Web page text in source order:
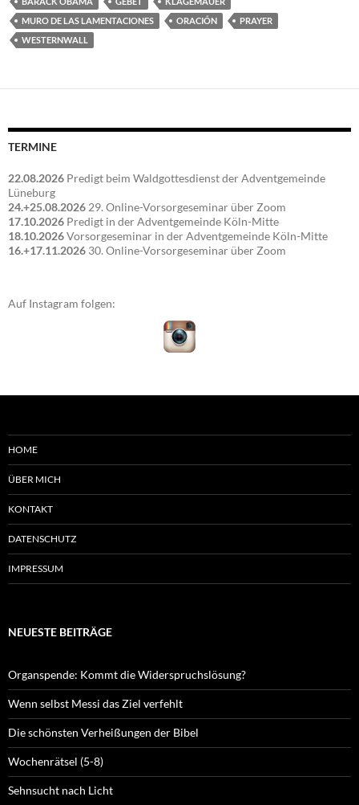
MURO DE LAS LAMENTACIONES
ORACIÓN
PRAYER
WESTERNWALL
TERMINE
22.08.2026 Predigt beim Waldgottesdienst der Adventgemeinde
Lüneburg
24.+25.08.2026 29. Online-Vorsorgeseminar über Zoom
17.10.2026 Predigt in der Adventgemeinde Köln-Mitte
18.10.2026Vorsorgeseminar in der Adventgemeinde Köln-Mitte
16.+17.11.2026 30. Online-Vorsorgeseminar über Zoom
Auf Instagram folgen:
HOME
ÜBER MICH
KONTAKT
DATENSCHUTZ
IMPRESSUM
NEUESTE BEITRÄGE
Organspende: Kommt die Widerspruchslösung?
Wenn selbst Messi das Ziel verfehlt
Die schönsten Verheißungen der Bibel
Wochenrätsel (5-8)
Sehnsucht nach Licht